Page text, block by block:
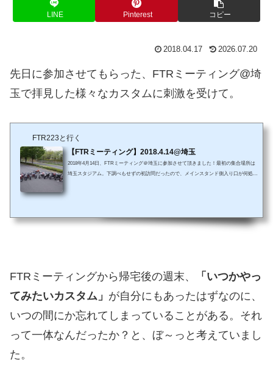
LINE Pinterest コピー
2018.04.17 2026.07.20
先日に参加させてもらった、FTRミーティング@埼
玉で拝見した様々なカスタムに刺激を受けて。
FTR223と行く
【FTRミーティング】2018.4.14@埼玉
2018年4月14日、FTRミーティング＠埼玉に参加させて頂きました！最初の集合場所は
埼玉スタジアム。下調べもせずの初訪問だったので、メインスタンド側入り口が何処に
に合流！10分ほど遅刻して（スイマセ...
FTRミーティングから帰宅後の週末、
「いつかやっ
てみたいカスタム」 が自分にもあったはずなのに、
いつの間にか忘れてしまっていることがある。それ
って一体なんだったか？と、ぼ～っと考えていまし
た。